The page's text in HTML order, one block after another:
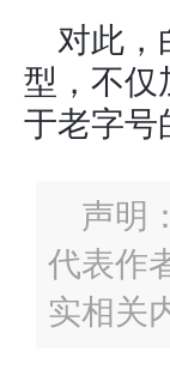
对此，
型，不仅
于老字号
声明
代表作
实相关